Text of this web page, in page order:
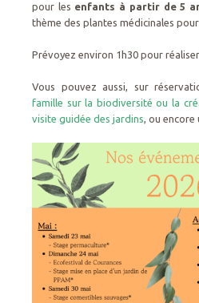
pour les enfants à partir de 5
thème des plantes médicinales
Prévoyez environ 1h30 pour
Vous pouvez aussi, sur
famille sur la biodiversité ou la
visite guidée des jardins, ou encore